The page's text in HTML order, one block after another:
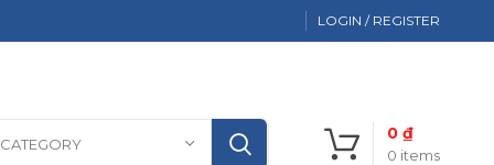
LOGIN / REGISTER
0 items
0₫